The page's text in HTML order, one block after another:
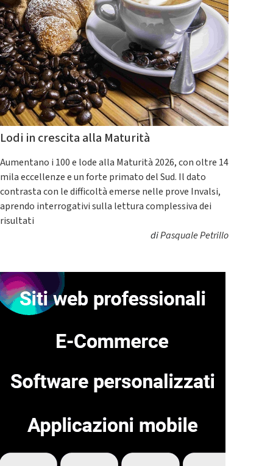
Lodi in crescita alla Maturità
Aumentano i 100 e lode alla Maturità 2026, con oltre 14
mila eccellenze e un forte primato del Sud. Il dato
contrasta con le difficoltà emerse nelle prove Invalsi,
aprendo interrogativi sulla lettura complessiva dei
risultati
diPasquale Petrillo